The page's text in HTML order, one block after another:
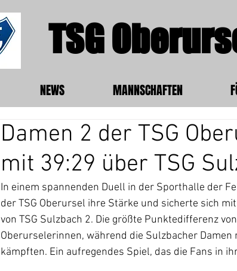
TSG
NEWS MANNSCHAFTEN
Damen 2 der TSG
mit 39:29 über TSG
In einem spannenden Duell in der Sporthalle der
der TSG Oberursel ihre Stärke und sicherte sich
von TSG Sulzbach 2. Die größte Punktedifferenz
Oberurselerinnen, während die Sulzbacher
kämpften. Ein aufregendes Spiel, das die Fans in